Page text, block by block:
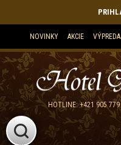
NOVINKY AKCIE
HOTLINE:+421 905 779